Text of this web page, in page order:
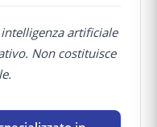
artificiale
Non costituisce